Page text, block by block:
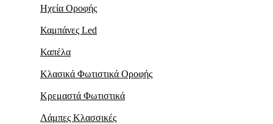
Ηχεία Οροφής
Καμπάνες Led
Καπέλα
Κλασικά Φωτιστικά Οροφής
Κρεμαστά Φωτιστικά
Λάμπες Κλασσικές